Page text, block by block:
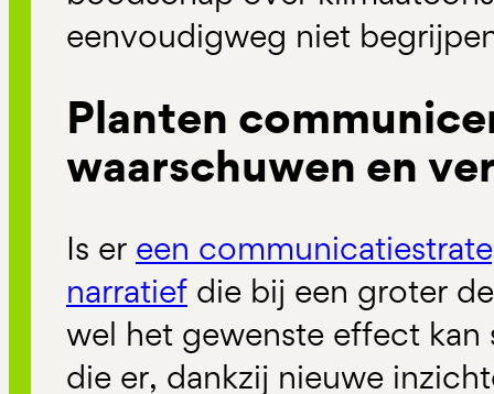
eenvoudigweg niet
Planten
waarschuwen en
Is er een
narratief die bij een groter
wel het gewenste effect
die er, dankzij nieuwe